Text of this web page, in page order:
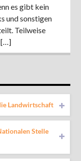
es gibt kein
und sonstigen
Teilweise
[…]
Landwirtschaft
Stelle